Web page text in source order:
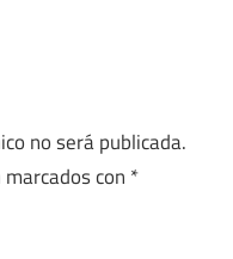
no será publicada.
con *